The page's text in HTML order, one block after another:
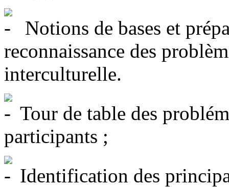
Notions de bases et
reconnaissance des
interculturelle.
Tour de table des
participants ;
Identification des